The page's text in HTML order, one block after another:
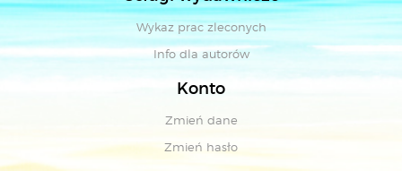
Wykaz prac zleconych
Info dla autorów
Konto
Zmień dane
Zmień hasło